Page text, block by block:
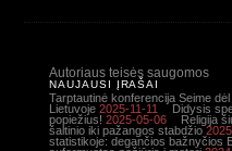
Autoriaus teisės saugomos
NAUJAUSI ĮRAŠAI
Tarptautinė konferencija Seime
Lietuvoje 2025-11-11
Didysis
popiežius! 2025-05-06
Religija
šaltinio iki pažangos stabdžio
statistikoje: degančios bažnyčios